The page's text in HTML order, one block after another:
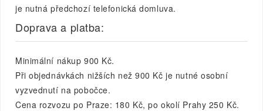
je nutná předchozí telefonická domluva.
Doprava a platba:
Minimální nákup 900 Kč.
Při objednávkách nižších než 900 Kč je nutné osobní
vyzvednutí na pobočce.
Cena rozvozu po Praze: 180 Kč, po okolí Prahy 250 Kč.